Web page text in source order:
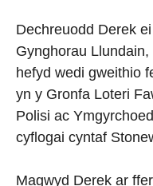
Dechreuodd Derek
Gynghorau
hefyd wedi gweithio
yn y Gronfa Loteri
Polisi ac
cyflogai cyntaf
Magwyd Derek ar